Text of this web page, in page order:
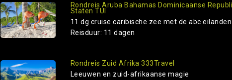
Rondreis Aruba Bahamas Dominicaanse
Staten TUI
11 dg cruise caribische zee met de abc eilanden
Reisduur: 11 dagen
Rondreis Zuid Afrika 333Travel
Leeuwen en zuid-afrikaanse magie